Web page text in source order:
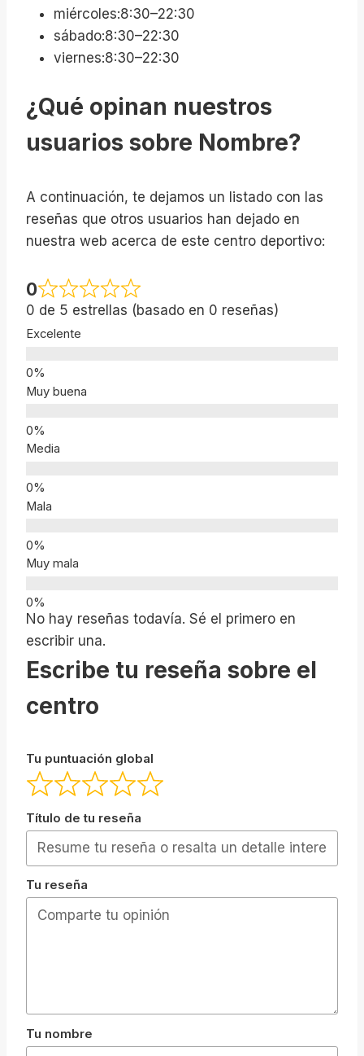
miércoles:8:30–22:30
sábado:8:30–22:30
viernes:8:30–22:30
¿Qué opinan nuestros
usuarios sobre Nombre?
A continuación, te dejamos un listado con las
reseñas que otros usuarios han dejado en
nuestra web acerca de este centro deportivo:
0
0 de 5 estrellas (basado en 0 reseñas)
Excelente
Muy buena
Media
Mala
Muy mala
No hay reseñas todavía. Sé el primero en
escribir una.
Escribe tu reseña sobre el
centro
Tu puntuación global
Título de tu reseña
Tu reseña
Tu nombre